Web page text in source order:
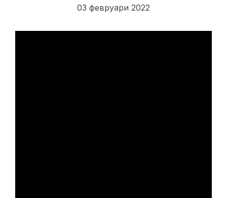
03 февруари 2022